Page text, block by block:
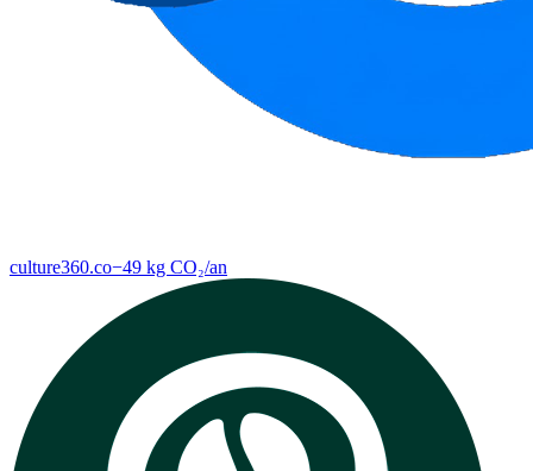
culture360.co−49 kg CO₂/an